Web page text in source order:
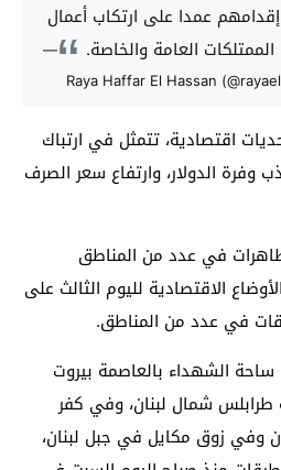
إقدامهم عمدا على ارتكاب أعمال
العامة والخاصة.
—
Raya Haffar El Hassan
اقتصادية، تتمثل في ارتباك
وفرة الدولار، وارتفاع سعر الصرف
في عدد من المناطق
الاقتصادية لليوم الثالث على
في عدد من المناطق.
الشهداء بالعاصمة بيروت
شمال لبنان، وفي كفر
وفي زوق مكايل في جبل لبنان،